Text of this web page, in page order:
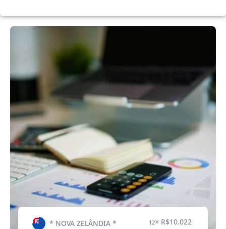
* NOVA ZELÂNDIA * 12× R$10.022